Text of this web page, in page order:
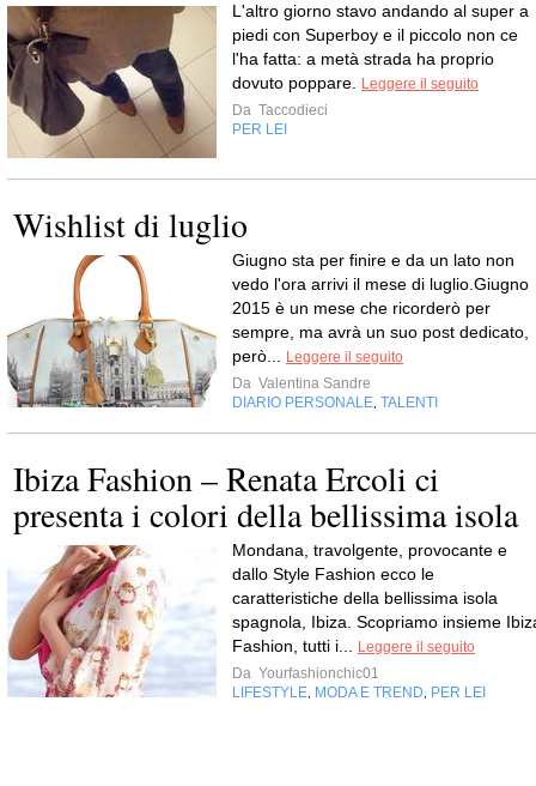
L'altro giorno stavo andando al super a
piedi con Superboy e il piccolo non ce
l'ha fatta: a metà strada ha proprio
dovuto poppare.
Leggere il seguito
Da Taccodieci
PER LEI
Wishlist di luglio
Giugno sta per finire e da un lato non
vedo l'ora arrivi il mese di luglio.Giugno
2015 è un mese che ricorderò per
sempre, ma avrà un suo post dedicato,
però...
Leggere il seguito
Da Valentina Sandre
DIARIO PERSONALE TALENTI
Ibiza Fashion – Renata Ercoli ci
presenta i colori della bellissima isola
Mondana, travolgente, provocante e
dallo Style Fashion ecco le
caratteristiche della bellissima isola
spagnola, Ibiza. Scopriamo insieme
Fashion, tutti i...
Leggere il seguito
Da Yourfashionchic01
LIFESTYLE MODA E TREND PER LEI